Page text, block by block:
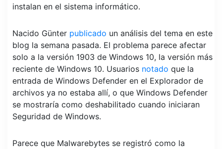
instalan en el sistema informático.
Nacido Günter publicado un análisis del tema en este
blog la semana pasada. El problema parece afectar
solo a la versión 1903 de Windows 10, la versión más
reciente de Windows 10. Usuarios notado que la
entrada de Windows Defender en el Explorador de
archivos ya no estaba allí, o que Windows Defender
se mostraría como deshabilitado cuando iniciaran
Seguridad de Windows.
Parece que Malwarebytes se registró como la